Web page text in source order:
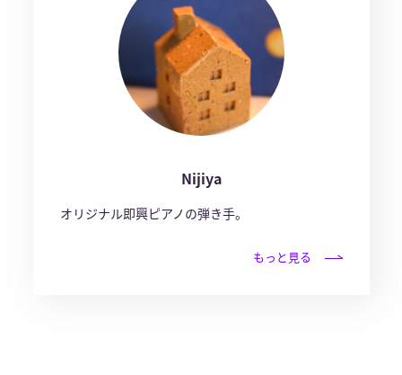
Nijiya
オリジナル即興ピアノの弾き手。
もっと見る